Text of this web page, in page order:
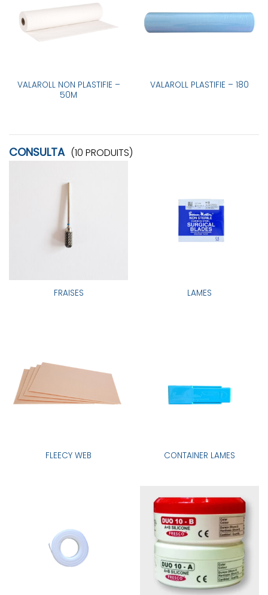
VALAROLL NON PLASTIFIE –
50M
VALAROLL PLASTIFIE – 180
CONSULTA (10 PRODUITS)
FRAISES LAMES
FLEECY WEB CONTAINER LAMES